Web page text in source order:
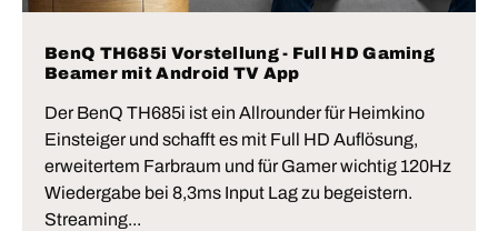
BenQ TH685i Vorstellung - Full HD Gaming
Beamer mit Android TV App
Der BenQ TH685i ist ein Allrounder für Heimkino
Einsteiger und schafft es mit Full HD Auflösung,
erweitertem Farbraum und für Gamer wichtig 120Hz
Wiedergabe bei 8,3ms Input Lag zu begeistern.
Streaming...